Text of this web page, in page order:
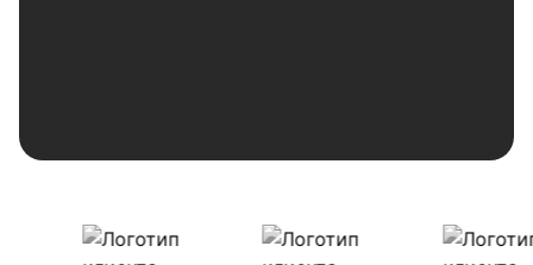
Наши клиенты